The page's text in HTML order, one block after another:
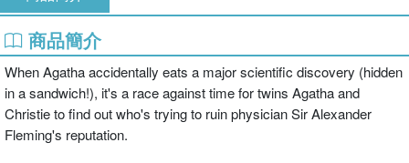
商品簡介
When Agatha accidentally eats a major scientific discovery (hidden
in a sandwich!), it's a race against time for twins Agatha and
Christie to find out who's trying to ruin physician Sir Alexander
Fleming's reputation.